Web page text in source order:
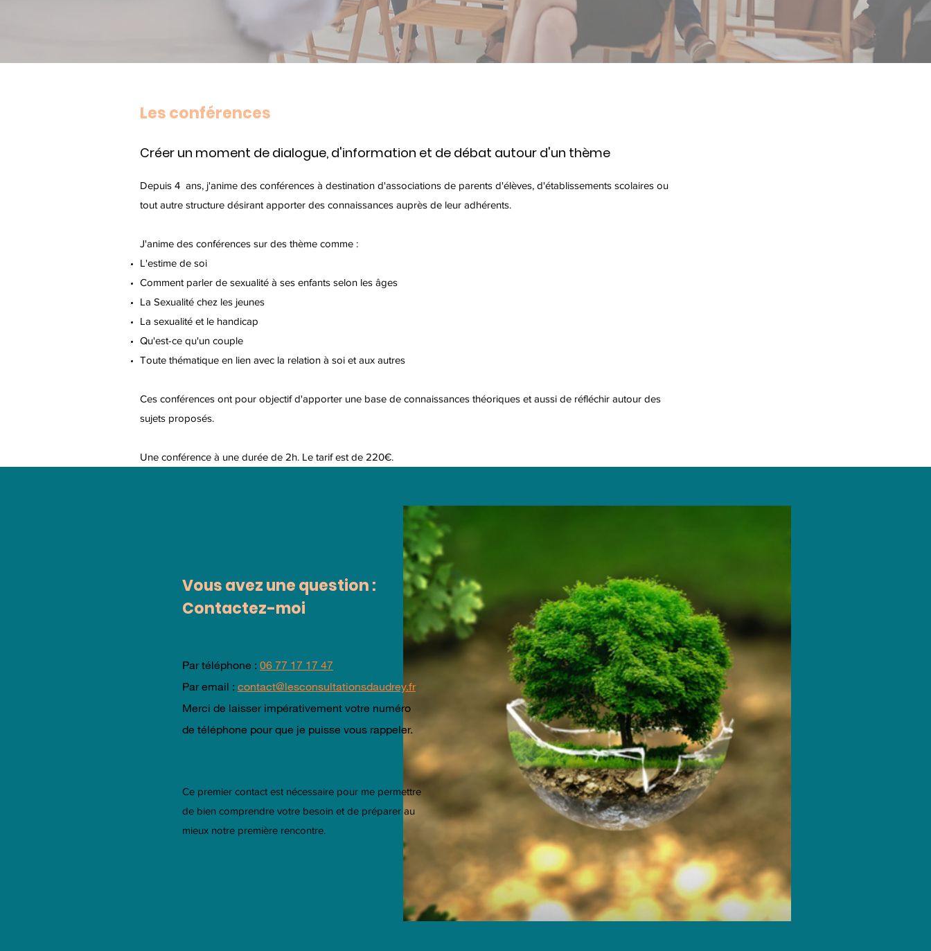
Les conférences
Créer un moment de dialogue, d'information et de débat autour d'un thème
Depuis 4 ans, j'anime des conférences à destination d'associations de parents d'élèves, d'établissements scolaires ou
tout autre structure désirant apporter des connaissances auprès de leur adhérents.
J'anime des conférences sur des thème comme :
L'estime de soi
Comment parler de sexualité à ses enfants selon les âges
La Sexualité chez les jeunes
La sexualité et le handicap
Qu'est-ce qu'un couple
Toute thématique en lien avec la relation à soi et aux autres
Ces conférences ont pour objectif d'apporter une base de connaissances théoriques et aussi de réfléchir autour des
sujets proposés.
Une conférence à une durée de 2h. Le tarif est de 220€.
Vous avez une question :
Contactez-moi
Par téléphone : 06 77 17 17 47
Par email : contact@lesconsultationsdaudrey.fr
Merci de laisser impérativement votre numéro
de téléphone pour que je puisse vous rappeler.
Ce premier contact est nécessaire pour me permettre
de bien comprendre votre besoin et de préparer au
mieux notre première rencontre.